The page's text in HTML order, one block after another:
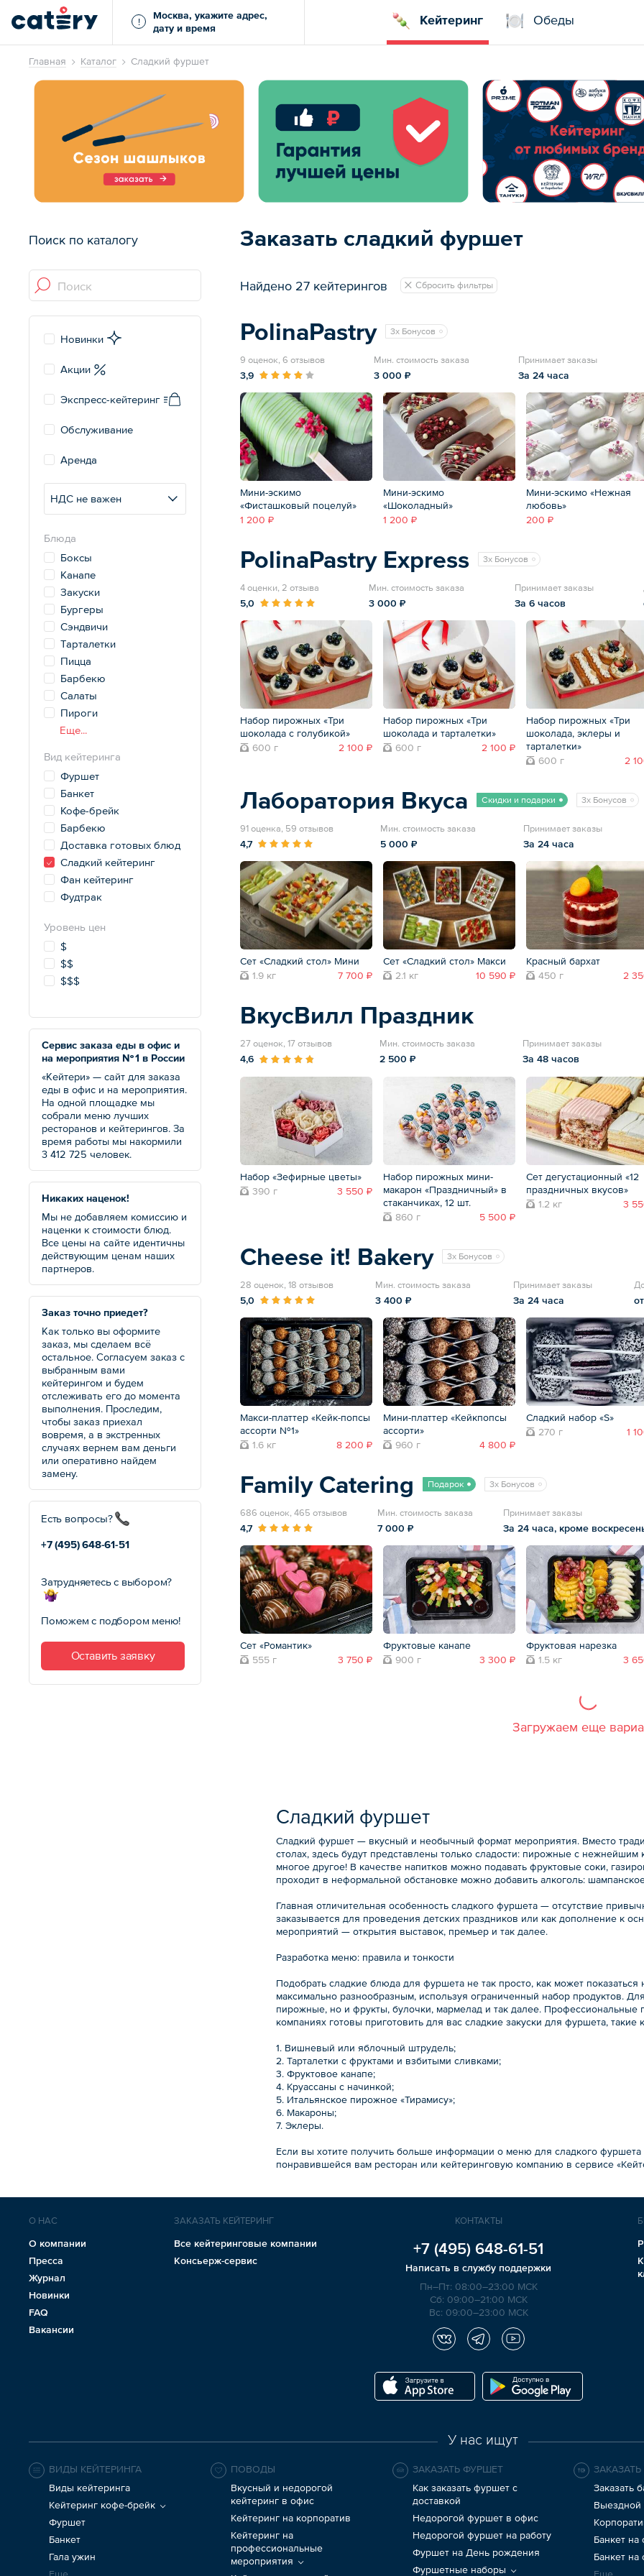
!
Москва, укажите адрес,
дату и время
Кейтеринг Обеды
Главная Каталог Сладкий фуршет
Поиск по каталогу
Новинки
Акции
Экспресс-кейтеринг
Обслуживание
Аренда
НДС не важен
Блюда
Боксы
Канапе
Закуски
Бургеры
Сэндвичи
Тарталетки
Пицца
Барбекю
Салаты
Пироги
Еще...
Вид кейтеринга
Фуршет
Банкет
Кофе-брейк
Барбекю
Доставка готовых блюд
Сладкий кейтеринг
Фан кейтеринг
Фудтрак
Уровень цен
$
$$
$$$
Сервис заказа еды в офис и
на мероприятия № 1 в России
«Кейтери» — сайт для заказа
еды в офис и на мероприятия.
На одной площадке мы
собрали меню лучших
ресторанов и кейтерингов. За
время работы мы накормили
3 412 725 человек.
Никаких наценок!
Мы не добавляем комиссию и
наценки к стоимости блюд.
Все цены на сайте идентичны
действующим ценам наших
партнеров.
Заказ точно приедет?
Как только вы оформите
заказ, мы сделаем всё
остальное. Согласуем заказ с
выбранным вами
кейтерингом и будем
отслеживать его до момента
выполнения. Проследим,
чтобы заказ приехал
вовремя, а в экстренных
случаях вернем вам деньги
или оперативно найдем
замену.
Есть вопросы?
+7 (495) 648-61-51
Затрудняетесь с выбором?
Поможем с подбором меню!
Оставить заявку
Заказать сладкий фуршет
Найдено 27 кейтерингов Сбросить фильтры
PolinaPastry 3x Бонусов
9 оценок, 6 отзывов
3,9
Мин. стоимость заказа
3 000 ₽
Принимает заказы
За 24 часа
Мини-эскимо
«Фисташковый поцелуй»
1 200 ₽
Мини-эскимо
«Шоколадный»
1 200 ₽
Мини-эскимо «Нежная
любовь»
200 ₽
PolinaPastry Express 3x Бонусов
4 оценки, 2 отзыва
5,0
Мин. стоимость заказа
3 000 ₽
Принимает заказы
За 6 часов
Набор пирожных «Три
шоколада с голубикой»
600 г
2 100 ₽
Набор пирожных «Три
шоколада и тарталетки»
600 г
2 100 ₽
Набор пирожных «Три
шоколада, эклеры и
тарталетки»
600 г
2
Лаборатория Вкуса Скидки и подарки 3x Бонусов
91 оценка, 59 отзывов
4,7
Мин. стоимость заказа
5 000 ₽
Принимает заказы
За 24 часа
Сет «Сладкий стол» Мини
1.9 кг
7 700 ₽
Сет «Сладкий стол» Макси
2.1 кг
10 590 ₽
Красный бархат
450 г
2
ВкусВилл Праздник
27 оценок, 17 отзывов
4,6
Мин. стоимость заказа
2 500 ₽
Принимает заказы
За 48 часов
Набор «Зефирные цветы»
390 г
3 550 ₽
Набор пирожных мини-
макарон «Праздничный» в
стаканчиках, 12 шт.
860 г
5 500 ₽
Сет дегустационный «12
праздничных вкусов»
1.2 кг
3
Cheese it! Bakery 3x Бонусов
28 оценок, 18 отзывов
5,0
Мин. стоимость заказа
3 400 ₽
Принимает заказы
За 24 часа
Макси-платтер «Кейк-попсы
ассорти №1»
1.6 кг
8 200 ₽
Мини-платтер «Кейкпопсы
ассорти»
960 г
4 800 ₽
Сладкий набор «S»
270 г
1
Family Catering Подарок 3x Бонусов
686 оценок, 465 отзывов
4,7
Мин. стоимость заказа
7 000 ₽
Принимает заказы
За 24 часа, кроме
Сет «Романтик»
555 г
3 750 ₽
Фруктовые канапе
900 г
3 300 ₽
Фруктовая нарезка
1.5 кг
3
Загружаем еще
Сладкий фуршет
Сладкий фуршет — вкусный и необычный формат мероприятия. Вместо
столах, здесь будут представлены только сладости: пирожные с
многое другое! В качестве напитков можно подавать фруктовые соки,
проходит в неформальной обстановке можно добавить алкоголь:
Главная отличительная особенность сладкого фуршета — отсутствие
заказывается для проведения детских праздников или как дополнение к
мероприятий — открытия выставок, премьер и так далее.
Разработка меню: правила и тонкости
Подобрать сладкие блюда для фуршета не так просто, как может
максимально разнообразным, используя ограниченный набор продуктов.
пирожные, но и фрукты, булочки, мармелад и так далее. Профессиональные
компаниях готовы приготовить для вас сладкие закуски для фуршета, такие
1. Вишневый или яблочный штрудель;
2. Тарталетки с фруктами и взбитыми сливками;
3. Фруктовое канапе;
4. Круассаны с начинкой;
5. Итальянское пирожное «Тирамису»;
6. Макароны;
7. Эклеры.
Если вы хотите получить больше информации о меню для сладкого фуршета
понравившейся вам ресторан или кейтеринговую компанию в сервисе
О НАС
О компании
Пресса
Журнал
Новинки
FAQ
Вакансии
ЗАКАЗАТЬ КЕЙТЕРИНГ
Все кейтеринговые компании
Консьерж-сервис
КОНТАКТЫ
+7 (495) 648-61-51
Написать в службу поддержки
Пн–Пт: 08:00–23:00 МСК
Сб: 09:00–21:00 МСК
Вс: 09:00–23:00 МСК
У нас ищут
ВИДЫ КЕЙТЕРИНГА
Виды кейтеринга
Кейтеринг кофе-брейк
Фуршет
Банкет
Гала ужин
Еще...
ПОВОДЫ
Вкусный и недорогой
кейтеринг в офис
Кейтеринг на корпоратив
Кейтеринг на
профессиональные
мероприятия
ЗАКАЗАТЬ ФУРШЕТ
Как заказать фуршет с
доставкой
Недорогой фуршет в офис
Недорогой фуршет на работу
Фуршет на День рождения
Фуршетные наборы
Заказать
Выездной
Банкет на
Банкет на
Еще...